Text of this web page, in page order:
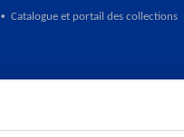
• Catalogue et portail des collections